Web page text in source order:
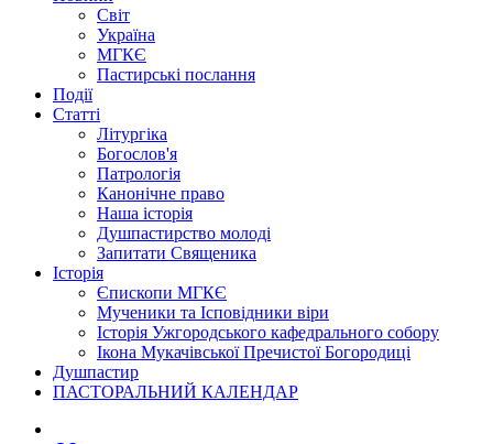
Світ
Україна
МГКЄ
Пастирські послання
Події
Статті
Літургіка
Богослов'я
Патрологія
Канонічне право
Наша історія
Душпастирство молоді
Запитати Священика
Історія
Єпископи МГКЄ
Мученики та Ісповідники віри
Історія Ужгородського кафедрального собору
Ікона Мукачівської Пречистої Богородиці
Душпастир
ПАСТОРАЛЬНИЙ КАЛЕНДАР